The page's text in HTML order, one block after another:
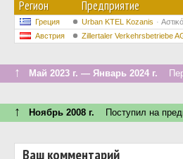
Регион Предприятие
Греция Urban KTEL Kozanis
Австрия Zillertaler Verkehrsbetriebe
↑ Май 2023 г. — Январь 2024 г.
↑ Ноябрь 2008 г. Поступил на
Ваш комментарий